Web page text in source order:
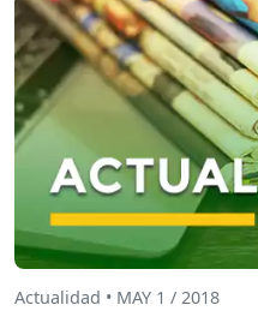
Actualidad • MAY 1 / 2018